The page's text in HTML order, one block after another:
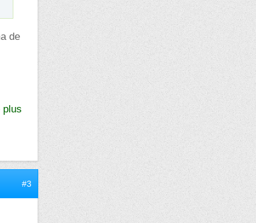
de
plus
#3